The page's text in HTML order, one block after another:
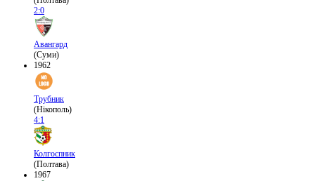
2:0
Авангард
(Суми)
1962
Трубник
(Нікополь)
4:1
Колгоспник
(Полтава)
1967